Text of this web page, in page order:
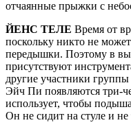
отчаянные прыжки с
ЙЕНС ТЕЛЕ Время от
поскольку никто не
передышки. Поэтому в
присутствуют
другие участники
Эйч Пи появляются три-
использует, чтобы
Он не сидит на стуле и не